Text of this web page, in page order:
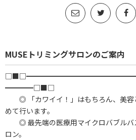
MUSEトリミングサロンのご案内
━━━━□■□
◎ 「カワイイ！」はもちろん、美容
めて行います。
◎ 最先端の医療用マイクロバブルバ
ロン。